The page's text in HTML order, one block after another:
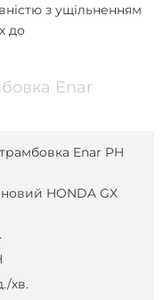
з ущільненням
до
Enar
Enar PH
HONDA GX
хв.